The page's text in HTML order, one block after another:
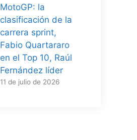
MotoGP: la
clasificación de la
carrera sprint,
Fabio Quartararo
en el Top 10, Raúl
Fernández líder
11 de julio de 2026